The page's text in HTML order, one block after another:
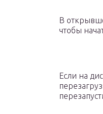
В
чтобы
Если на